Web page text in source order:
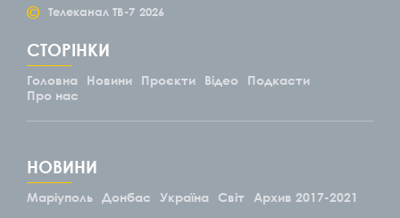
© Телеканал ТВ-7 2026
СТОРІНКИ
Головна Новини Проєкти Відео
Подкасти
Про нас
НОВИНИ
Маріуполь Донбас Україна Світ Архив 2017-2021